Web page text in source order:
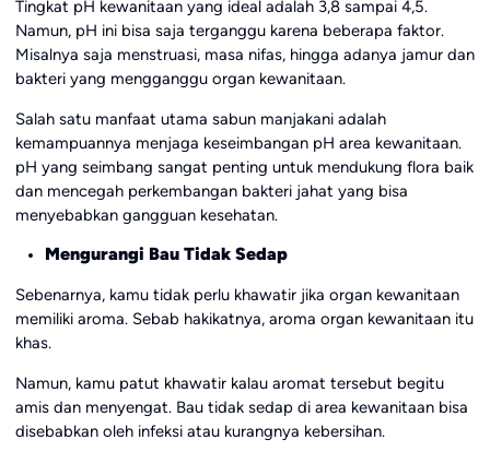
Tingkat pH kewanitaan yang ideal adalah 3,8 sampai 4,5.
Namun, pH ini bisa saja terganggu karena beberapa faktor.
Misalnya saja menstruasi, masa nifas, hingga adanya jamur dan
bakteri yang mengganggu organ kewanitaan.
Salah satu manfaat utama sabun manjakani adalah
kemampuannya menjaga keseimbangan pH area kewanitaan.
pH yang seimbang sangat penting untuk mendukung flora baik
dan mencegah perkembangan bakteri jahat yang bisa
menyebabkan gangguan kesehatan.
Mengurangi Bau Tidak Sedap
Sebenarnya, kamu tidak perlu khawatir jika organ kewanitaan
memiliki aroma. Sebab hakikatnya, aroma organ kewanitaan itu
khas.
Namun, kamu patut khawatir kalau aromat tersebut begitu
amis dan menyengat. Bau tidak sedap di area kewanitaan bisa
disebabkan oleh infeksi atau kurangnya kebersihan.